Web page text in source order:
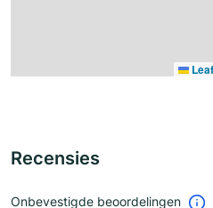
Recensies
Onbevestigde beoordelingen